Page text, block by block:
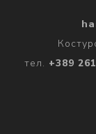
тел. +389